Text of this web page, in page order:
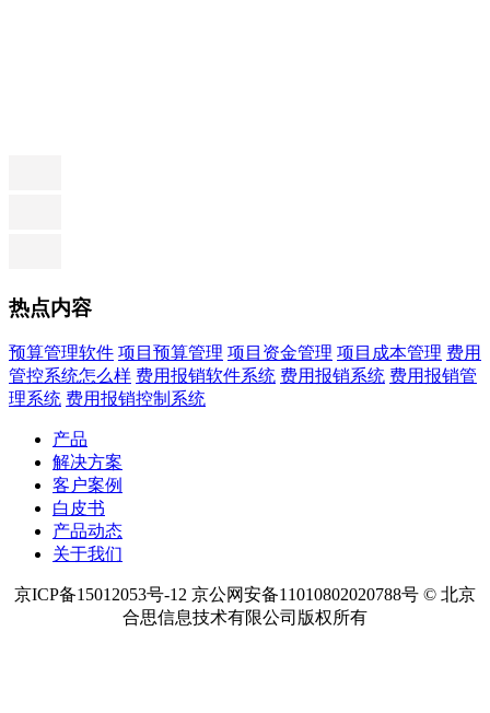
热点内容
预算管理软件 项目预算管理 项目资金管理 项目成本管理
费用
管控系统怎么样 费用报销软件系统 费用报销系统 费用报销管
费用报销控制系统